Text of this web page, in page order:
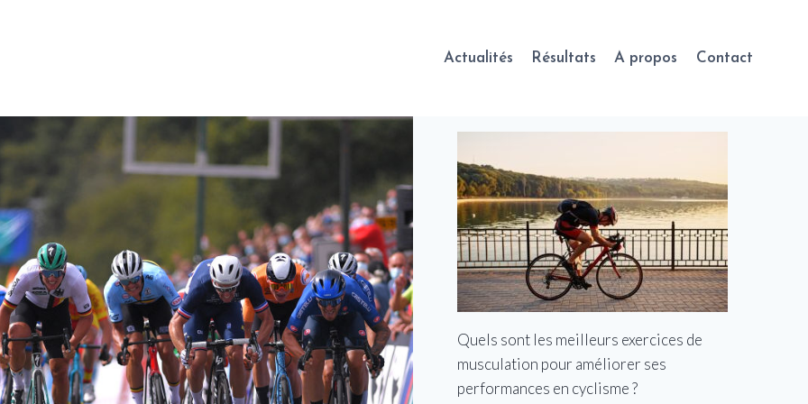
Actualités Résultats A propos Contact
Quels sont les meilleurs exercices de
musculation pour améliorer ses
performances en cyclisme ?